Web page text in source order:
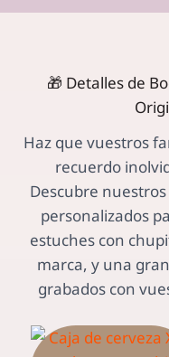
🎁 Detalles de
Haz que vuestros
recuerdo
Descubre
personalizados
estuches con
marca, y una
grabados con